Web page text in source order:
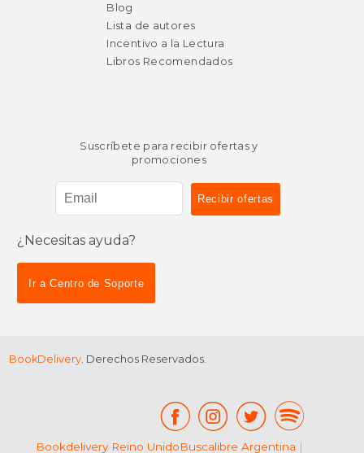
Blog
Lista de autores
Incentivo a la Lectura
Libros Recomendados
Suscríbete para recibir ofertas y
promociones
¿Necesitas ayuda?
Ir a Centro de Soporte
BookDelivery. Derechos Reservados.
Bookdelivery Reino UnidoBuscalibre Argentina |